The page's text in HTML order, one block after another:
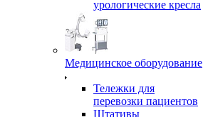
урологические кресла
Медицинское оборудование
Тележки для
перевозки пациентов
Штативы